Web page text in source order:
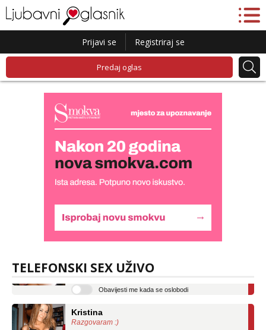
Prijavi se Registriraj se
Predaj oglas
TELEFONSKI SEX UŽIVO
Liliana
Razgovaram :)
- Kod: #69
tel:0,93€ - mob:1,12€ min
Razgovaram :)